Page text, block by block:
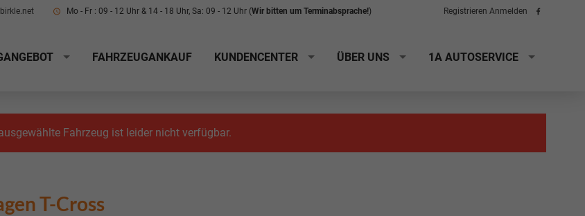
Mo - Fr : 09 - 12 Uhr & 14 - 18 Uhr, Sa: 09 - 12 Uhr (Wir bitten um Terminabsprache!) Registrieren Anmelden
Folge
FAHRZEUGANKAUF KUNDENCENTER ÜBER UNS 1A AUTOSERVICE
Fahrzeug ist leider nicht verfügbar.
T-Cross